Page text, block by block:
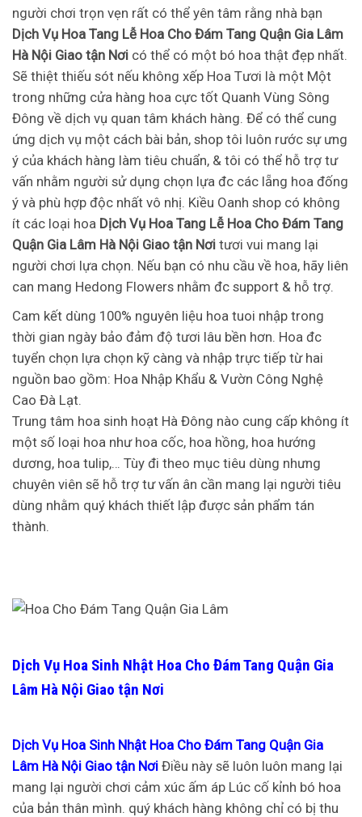
người chơi trọn vẹn rất có thể yên tâm rằng nhà bạn
Dịch Vụ Hoa Tang Lễ Hoa Cho Đám Tang Quận Gia Lâm
Hà Nội Giao tận Nơi có thể có một bó hoa thật đẹp nhất.
Sẽ thiệt thiếu sót nếu không xếp Hoa Tươi là một Một
trong những cửa hàng hoa cực tốt Quanh Vùng Sông
Đông về dịch vụ quan tâm khách hàng. Để có thể cung
ứng dịch vụ một cách bài bản, shop tôi luôn rước sự ưng
ý của khách hàng làm tiêu chuẩn, & tôi có thể hỗ trợ tư
vấn nhằm người sử dụng chọn lựa đc các lẵng hoa đống
ý và phù hợp độc nhất vô nhị. Kiều Oanh shop có không
ít các loại hoa Dịch Vụ Hoa Tang Lễ Hoa Cho Đám Tang
Quận Gia Lâm Hà Nội Giao tận Nơi tươi vui mang lại
người chơi lựa chọn. Nếu bạn có nhu cầu về hoa, hãy liên
can mang Hedong Flowers nhằm đc support & hỗ trợ.
Cam kết dùng 100% nguyên liệu hoa tuoi nhập trong
thời gian ngày bảo đảm độ tươi lâu bền hơn. Hoa đc
tuyển chọn lựa chọn kỹ càng và nhập trực tiếp từ hai
nguồn bao gồm: Hoa Nhập Khẩu & Vườn Công Nghệ
Cao Đà Lạt.
Trung tâm hoa sinh hoạt Hà Đông nào cung cấp không ít
một số loại hoa như hoa cốc, hoa hồng, hoa hướng
dương, hoa tulip,… Tùy đi theo mục tiêu dùng nhưng
chuyên viên sẽ hỗ trợ tư vấn ân cần mang lại người tiêu
dùng nhằm quý khách thiết lập được sản phẩm tán
thành.
Dịch Vụ Hoa Sinh Nhật Hoa Cho Đám Tang Quận Gia
Lâm Hà Nội Giao tận Nơi
Dịch Vụ Hoa Sinh Nhật Hoa Cho Đám Tang Quận Gia
Lâm Hà Nội Giao tận Nơi Điều này sẽ luôn luôn mang lại
mang lại người chơi cảm xúc ấm áp Lúc cố kỉnh bó hoa
của bản thân mình. quý khách hàng không chỉ có bị thu